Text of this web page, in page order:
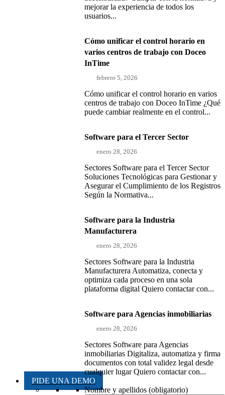
mejorar la experiencia de todos los
usuarios...
Cómo unificar el control horario en
varios centros de trabajo con Doceo
InTime
febrero 5, 2026
Cómo unificar el control horario en varios
centros de trabajo con Doceo InTime ¿Qué
puede cambiar realmente en el control...
Software para el Tercer Sector
enero 28, 2026
Sectores Software para el Tercer Sector
Soluciones Tecnológicas para Gestionar y
Asegurar el Cumplimiento de los Registros
Según la Normativa...
Software para la Industria
Manufacturera
enero 28, 2026
Sectores Software para la Industria
Manufacturera Automatiza, conecta y
optimiza cada proceso en una sola
plataforma digital Quiero contactar con...
Software para Agencias inmobiliarias
enero 28, 2026
Sectores Software para Agencias
inmobiliarias Digitaliza, automatiza y firma
documentos con total validez legal desde
cualquier lugar Quiero contactar con...
PIDE UNA DEMO
Nombre y apellidos (obligatorio)